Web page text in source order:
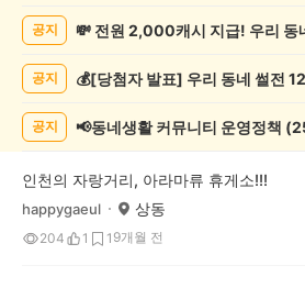
록
공지
공지
공지 📢동네생활 커뮤니티 운영정책
인천의 자랑거리, 아라마류 휴게소!!!
happygaeul 상동
204 1 1 9개월 전